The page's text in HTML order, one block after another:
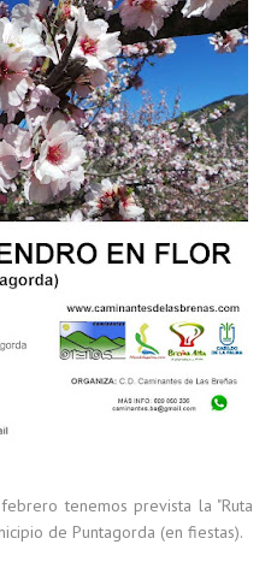
tenemos prevista la "Ruta
de Puntagorda (en fiestas).